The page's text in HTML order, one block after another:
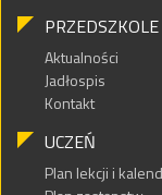
PRZEDSZKOLE
Aktualności
Jadłospis
Kontakt
UCZEŃ
Plan lekcji i